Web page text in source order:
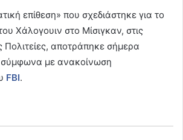
επίθεση» που σχεδιάστηκε για το
Χάλογουιν στο Μίσιγκαν, στις
Πολιτείες, αποτράπηκε σήμερα
με ανακοίνωση
FBI.